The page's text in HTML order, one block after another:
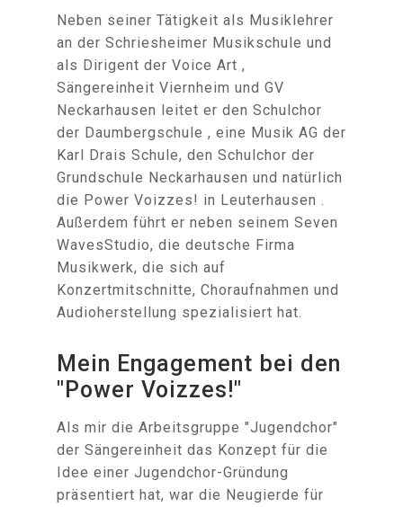
Neben seiner Tätigkeit als Musiklehrer
an der Schriesheimer Musikschule und
als Dirigent der Voice Art ,
Sängereinheit Viernheim und GV
Neckarhausen leitet er den Schulchor
der Daumbergschule , eine Musik AG der
Karl Drais Schule, den Schulchor der
Grundschule Neckarhausen und natürlich
die Power Voizzes! in Leuterhausen .
Außerdem führt er neben seinem Seven
WavesStudio, die deutsche Firma
Musikwerk, die sich auf
Konzertmitschnitte, Choraufnahmen und
Audioherstellung spezialisiert hat.
Mein Engagement bei den
"Power Voizzes!"
Als mir die Arbeitsgruppe "Jugendchor"
der Sängereinheit das Konzept für die
Idee einer Jugendchor-Gründung
präsentiert hat, war die Neugierde für